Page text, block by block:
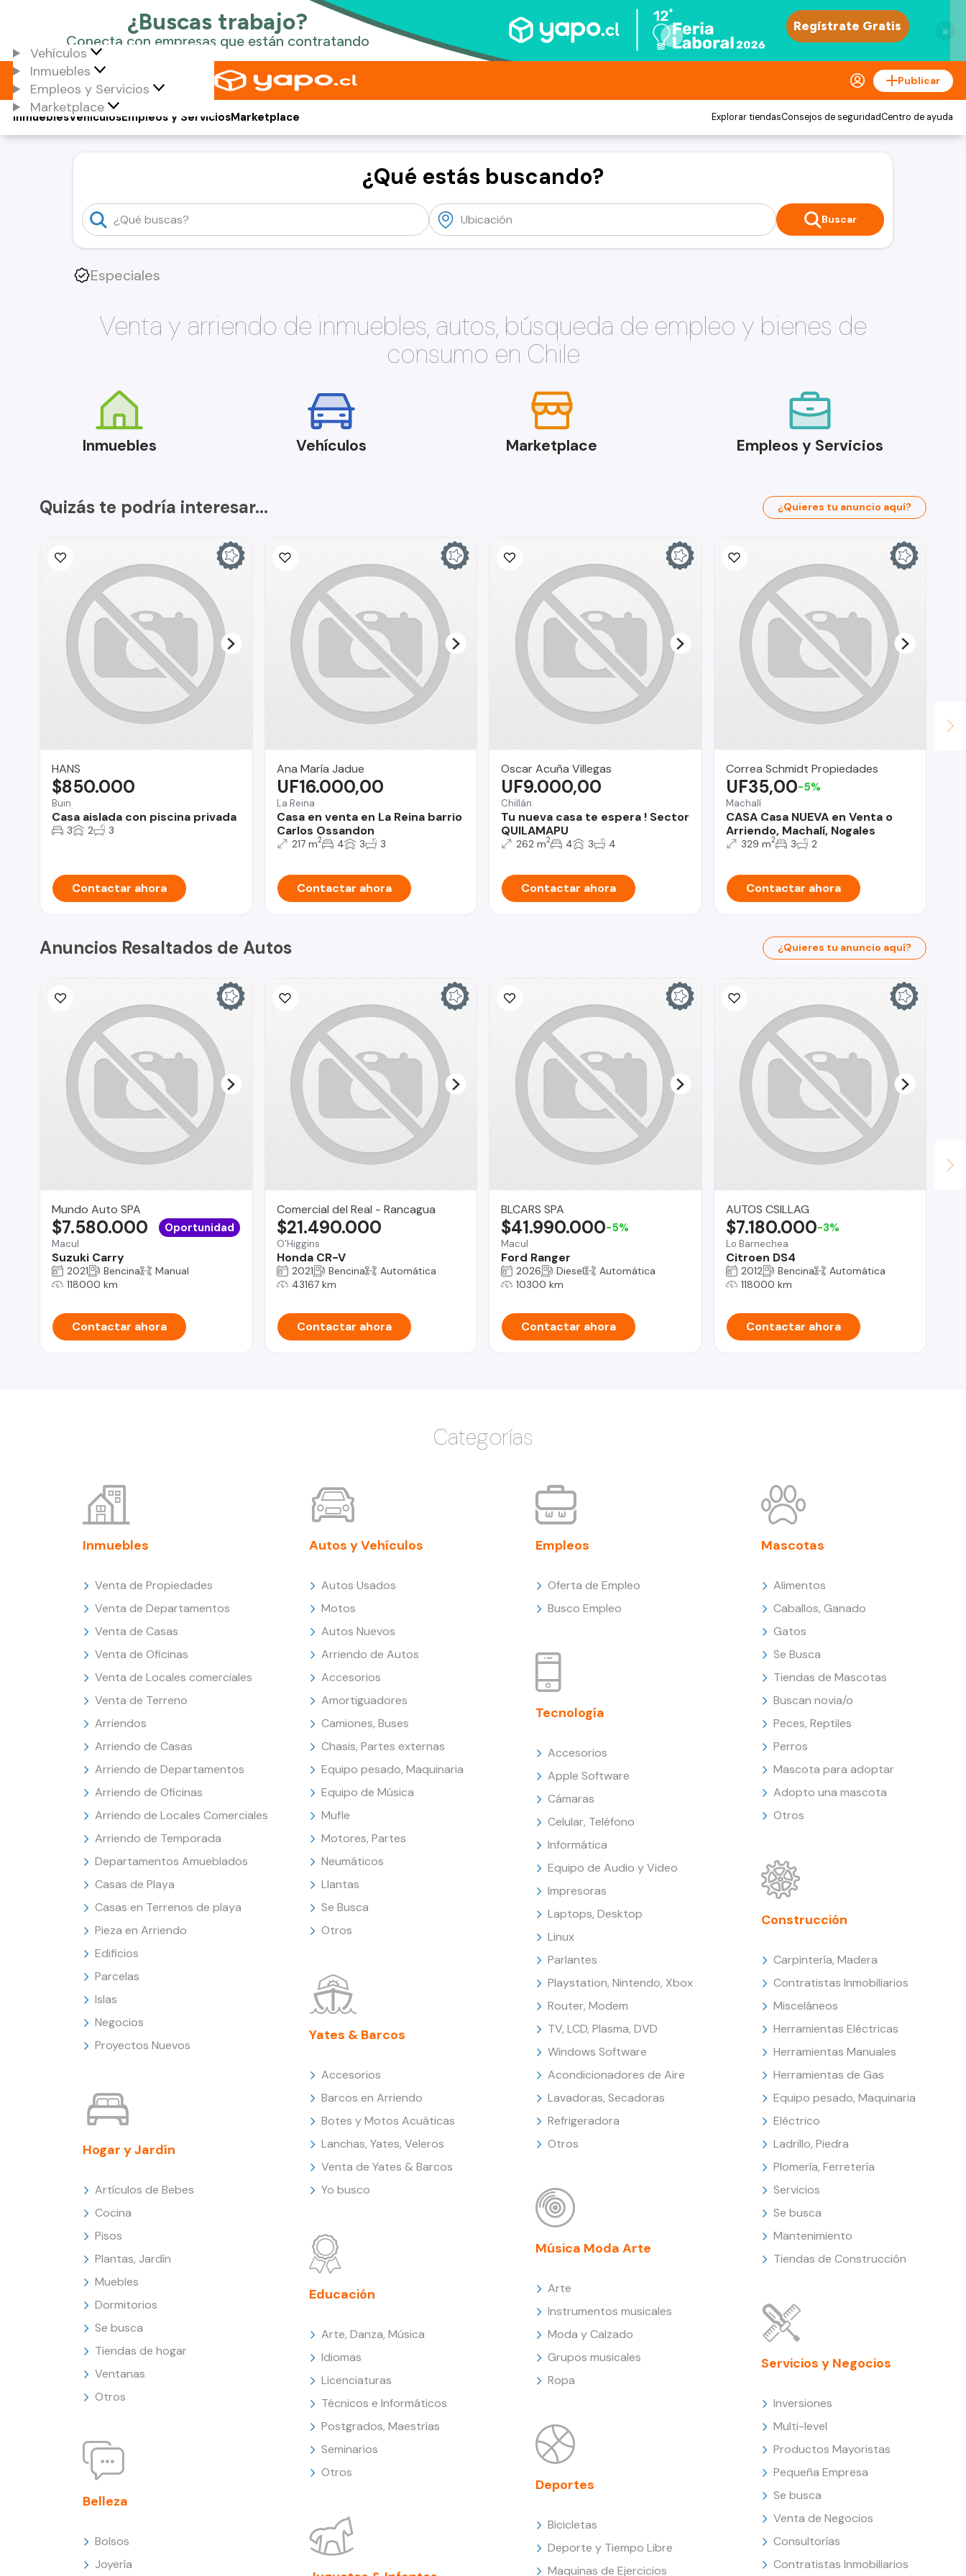
×
Vehículos
Inmuebles
Empleos y Servicios
Marketplace
Publicar
Vehículos
Inmuebles Empleos y ServiciosMarketplace Explorar tiendasConsejos de seguridadCentro de ayuda
¿Qué estás buscando?
Buscar
Especiales
Venta y arriendo de inmuebles, autos, búsqueda de empleo y bienes de
consumo en Chile
Inmuebles Vehículos Marketplace Empleos y Servicios
Quizás te podría interesar... ¿Quieres tu anuncio aquí?
HANS
Buin
Casa aislada con piscina privada
$850.000
3 2 3
Contactar ahora
Ana María Jadue
La Reina
Casa en venta en La Reina barrio
Carlos Ossandon
UF16.000,00
217 m2 4 3 3
Contactar ahora
Oscar Acuña Villegas
Chillán
Tu nueva casa te espera ! Sector
QUILAMAPU
UF9.000,00
262 m2 4 3 4
Contactar ahora
Correa Schmidt Propiedades
Machalí
CASA Casa NUEVA en Venta o
Arriendo, Machalí, Nogales
UF35,00-5%
329 m2 3 2
Contactar ahora
Anuncios Resaltados de Autos ¿Quieres tu anuncio aquí?
Mundo Auto SPA
Macul
Suzuki Carry
$7.580.000 Oportunidad
2021 Bencina
Manual
118000 km
Contactar ahora
Comercial del Real - Rancagua
O'Higgins
Honda CR-V
$21.490.000
2021 Bencina
Automática
43167 km
Contactar ahora
BLCARS SPA
Macul
Ford Ranger
$41.990.000-5%
2026 Diesel
Automática
10300 km
Contactar ahora
AUTOS CSILLAG
Lo Barnechea
Citroen DS4
$7.180.000-3%
2012 Bencina
Automática
118000 km
Contactar ahora
Categorías
Inmuebles
Venta de Propiedades
Venta de Departamentos
Venta de Casas
Venta de Oficinas
Venta de Locales comerciales
Venta de Terreno
Arriendos
Arriendo de Casas
Arriendo de Departamentos
Arriendo de Oficinas
Arriendo de Locales Comerciales
Arriendo de Temporada
Departamentos Amueblados
Casas de Playa
Casas en Terrenos de playa
Pieza en Arriendo
Edificios
Parcelas
Islas
Negocios
Proyectos Nuevos
Hogar y Jardín
Artículos de Bebes
Cocina
Pisos
Plantas, Jardín
Muebles
Dormitorios
Se busca
Tiendas de hogar
Ventanas
Otros
Belleza
Bolsos
Joyería
Autos y Vehículos
Autos Usados
Motos
Autos Nuevos
Arriendo de Autos
Accesorios
Amortiguadores
Camiones, Buses
Chasis, Partes externas
Equipo pesado, Maquinaria
Equipo de Música
Mufle
Motores, Partes
Neumáticos
Llantas
Se Busca
Otros
Yates & Barcos
Accesorios
Barcos en Arriendo
Botes y Motos Acuáticas
Lanchas, Yates, Veleros
Venta de Yates & Barcos
Yo busco
Educación
Arte, Danza, Música
Idiomas
Licenciaturas
Técnicos e Informáticos
Postgrados, Maestrías
Seminarios
Otros
Empleos
Oferta de Empleo
Busco Empleo
Tecnología
Accesorios
Apple Software
Cámaras
Celular, Teléfono
Informática
Equipo de Audio y Video
Impresoras
Laptops, Desktop
Linux
Parlantes
Playstation, Nintendo, Xbox
Router, Modem
TV, LCD, Plasma, DVD
Windows Software
Acondicionadores de Aire
Lavadoras, Secadoras
Refrigeradora
Otros
Música Moda Arte
Arte
Instrumentos musicales
Moda y Calzado
Grupos musicales
Ropa
Deportes
Bicicletas
Deporte y Tiempo Libre
Maquinas de Ejercicios
Mascotas
Alimentos
Caballos, Ganado
Gatos
Se Busca
Tiendas de Mascotas
Buscan novia/o
Peces, Reptiles
Perros
Mascota para adoptar
Adopto una mascota
Otros
Construcción
Carpintería, Madera
Contratistas Inmobiliarios
Misceláneos
Herramientas Eléctricas
Herramientas Manuales
Herramientas de Gas
Equipo pesado, Maquinaria
Eléctrico
Ladrillo, Piedra
Plomería, Ferretería
Servicios
Se busca
Mantenimiento
Tiendas de Construcción
Servicios y Negocios
Inversiones
Multi-level
Productos Mayoristas
Pequeña Empresa
Se busca
Venta de Negocios
Consultorías
Contratistas Inmobiliarios